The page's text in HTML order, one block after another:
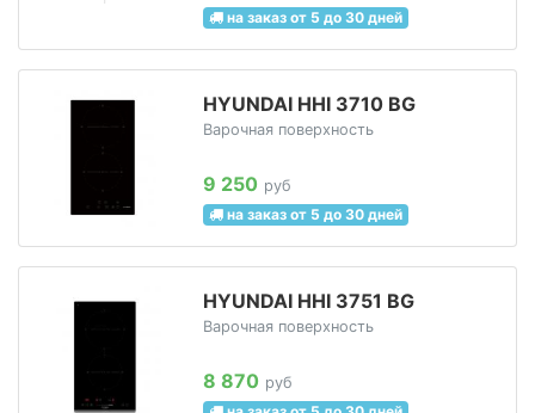
на заказ от 5 до 30 дней
HYUNDAI HHI 3710 BG
Варочная поверхность
9 250 руб
на заказ от 5 до 30 дней
HYUNDAI HHI 3751 BG
Варочная поверхность
8 870 руб